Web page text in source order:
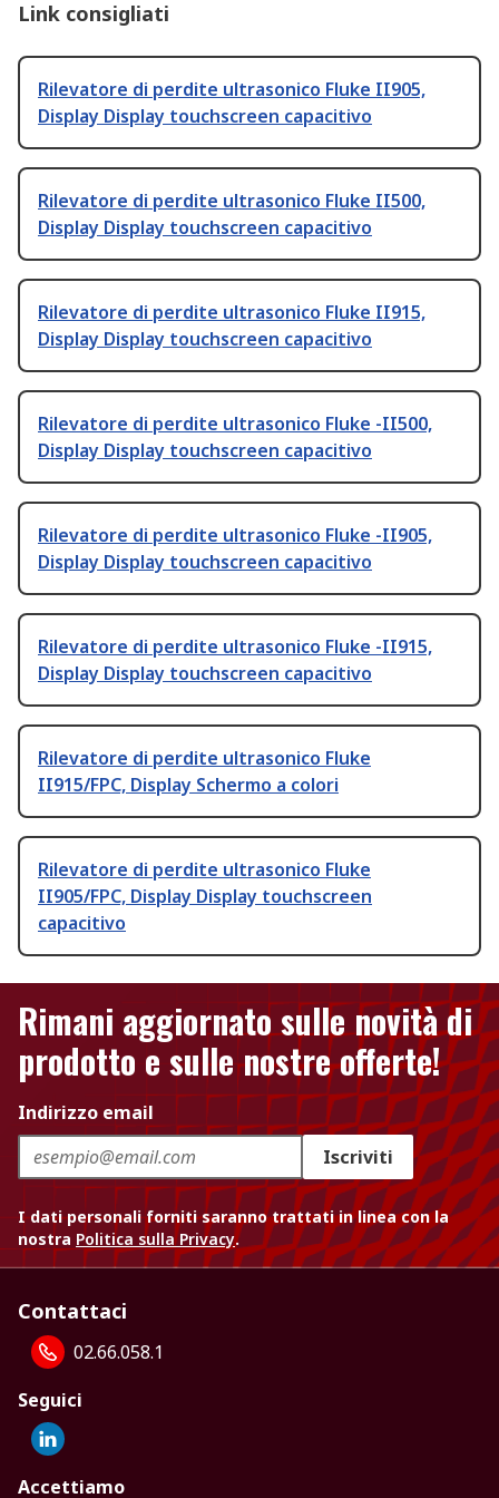
Link consigliati
Rilevatore di perdite ultrasonico Fluke II905,
Display Display touchscreen capacitivo
Rilevatore di perdite ultrasonico Fluke II500,
Display Display touchscreen capacitivo
Rilevatore di perdite ultrasonico Fluke II915,
Display Display touchscreen capacitivo
Rilevatore di perdite ultrasonico Fluke -II500,
Display Display touchscreen capacitivo
Rilevatore di perdite ultrasonico Fluke -II905,
Display Display touchscreen capacitivo
Rilevatore di perdite ultrasonico Fluke -II915,
Display Display touchscreen capacitivo
Rilevatore di perdite ultrasonico Fluke
II915/FPC, Display Schermo a colori
Rilevatore di perdite ultrasonico Fluke
II905/FPC, Display Display touchscreen
capacitivo
Rimani aggiornato sulle novità di
prodotto e sulle nostre offerte!
Indirizzo email
Iscriviti
I dati personali forniti saranno trattati in linea con la
nostra Politica sulla Privacy.
Contattaci
02.66.058.1
Seguici
Accettiamo